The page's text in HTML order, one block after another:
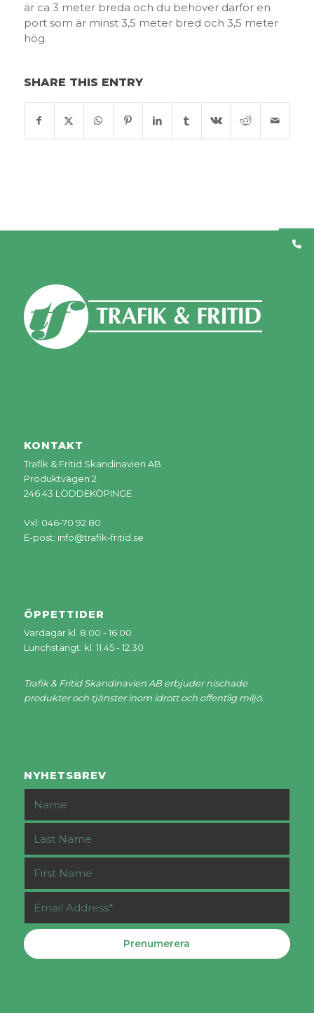
är ca 3 meter breda och du behöver därför en
port som är minst 3,5 meter bred och 3,5 meter
hög.
SHARE THIS ENTRY
KONTAKT
Trafik & Fritid Skandinavien AB
Produktvägen 2
246 43 LÖDDEKÖPINGE
Vxl: 046-70 92 80
E-post: info@trafik-fritid.se
ÖPPETTIDER
Vardagar kl. 8.00 - 16.00
Lunchstängt: kl. 11.45 - 12.30
Trafik & Fritid Skandinavien AB erbjuder nischade
produkter och tjänster inom idrott och offentlig miljö.
NYHETSBREV